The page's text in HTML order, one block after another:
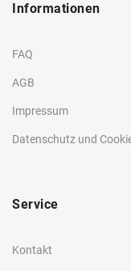
Informationen
FAQ
AGB
Impressum
Datenschutz und
Service
Kontakt